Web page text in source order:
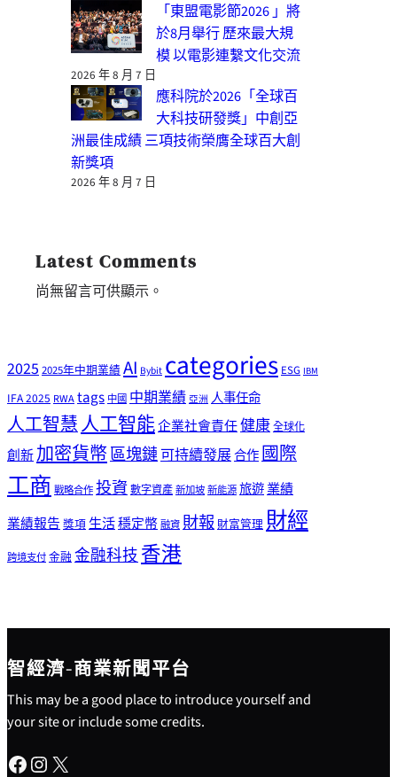
「東盟電影節2026 」將
於8月舉行 歷來最大規
模 以電影連繫文化交流
2026 年 8 月 7 日
應科院於2026「全球百
大科技研發獎」中創亞
洲最佳成績 三項技術榮膺全球百大創
新獎項
2026 年 8 月 7 日
Latest Comments
尚無留言可供顯示。
20252025年中期業績AI Bybitcategories ESG IBM
IFA 2025 RWAtags 中國 中期業績 亞洲 人事任命
人工智慧人工智能企業社會責任健康全球化
創新加密貨幣區塊鏈可持續發展合作國際
工商戰略合作投資數字資產新加坡新能源旅遊業績
業績報告獎項生活穩定幣融資財報 財富管理財經
跨境支付金融 金融科技香港
智經濟-商業新聞平台
This may be a good place to introduce yourself and
your site or include some credits.
Facebook Instagram X